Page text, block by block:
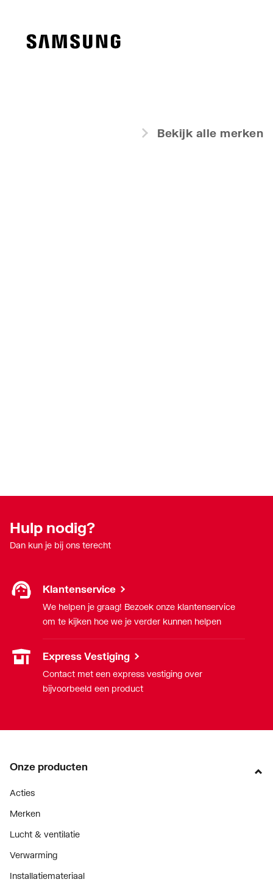
Bekijk alle merken
Hulp nodig?
Dan kun je bij ons terecht
Klantenservice
We helpen je graag! Bezoek onze klantenservice
om te kijken hoe we je verder kunnen helpen
Express Vestiging
Contact met een express vestiging over
bijvoorbeeld een product
Onze producten
Acties
Merken
Lucht & ventilatie
Verwarming
Installatiemateriaal